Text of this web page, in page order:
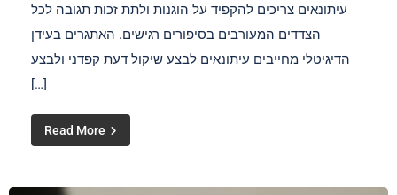
עיתונאים צריכים להקפיד על הוגנות ולתת זכות תגובה לכל
הצדדים המעורבים בסיפורים רגישים. האתגרים בעידן
הדיגיטלי מחייבים עיתונאים לבצע שיקול דעת קפדני ולבצע
[…]
Read More